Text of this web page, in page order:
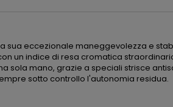
sua eccezionale maneggevolezza e
un indice di resa cromatica
mano, grazie a speciali strisce
sotto controllo l'autonomia residua.